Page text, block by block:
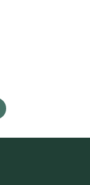
Vorwärts